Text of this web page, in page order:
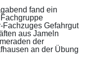
fand ein
Gefahrgut
aus Jameln
der
an der Übung